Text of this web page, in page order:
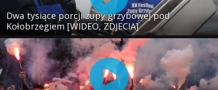
Dwa tysiące porcji zupy grzybowej pod
Kołobrzegiem [WIDEO, ZDJECIA]